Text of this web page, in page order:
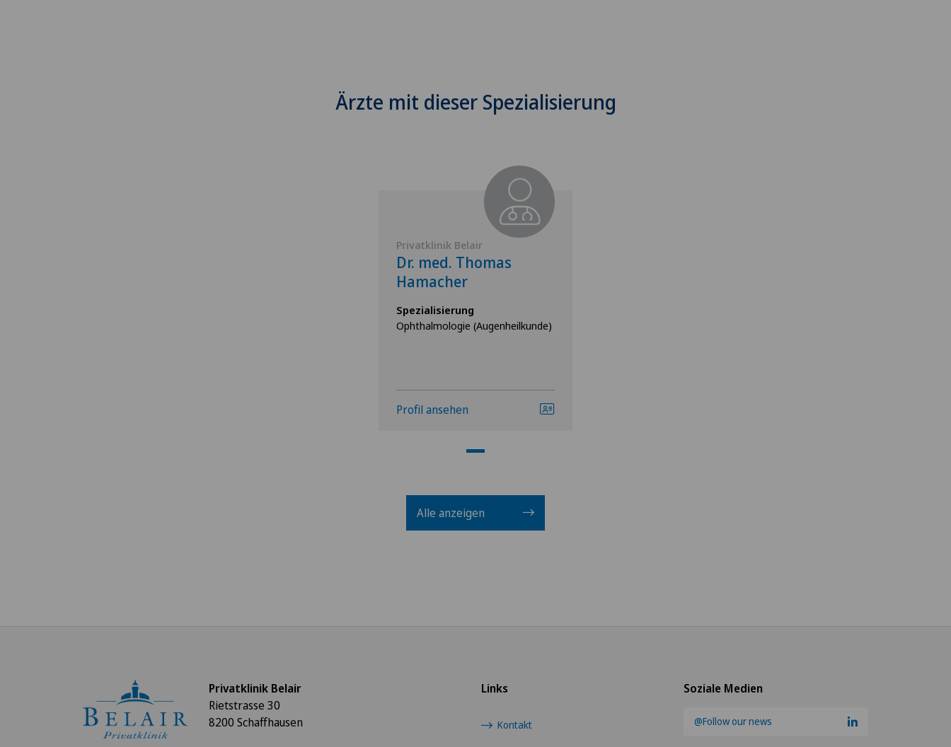
Ärzte mit dieser Spezialisierung
Privatklinik Belair
Dr. med. Thomas
Hamacher
Spezialisierung
Ophthalmologie (Augenheilkunde)
Profil ansehen
Alle anzeigen
Soziale Medien
@Follow our news
Links
Kontakt
Privatklinik Belair
Rietstrasse 30
8200 Schaffhausen